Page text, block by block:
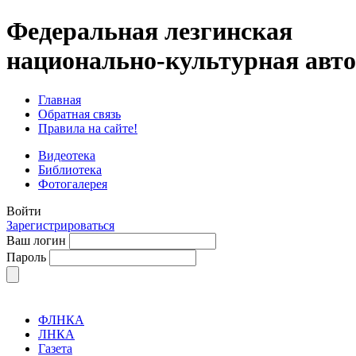
Федеральная лезгинская
национально-культурная
Главная
Обратная связь
Правила на сайте!
Видеотека
Библиотека
Фотогалерея
Войти
Зарегистрироваться
Ваш логин
Пароль
ФЛНКА
ЛНКА
Газета